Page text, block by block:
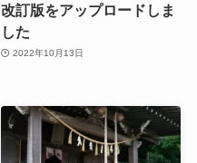
改訂版をアップロードしま
した
2022年10月13日